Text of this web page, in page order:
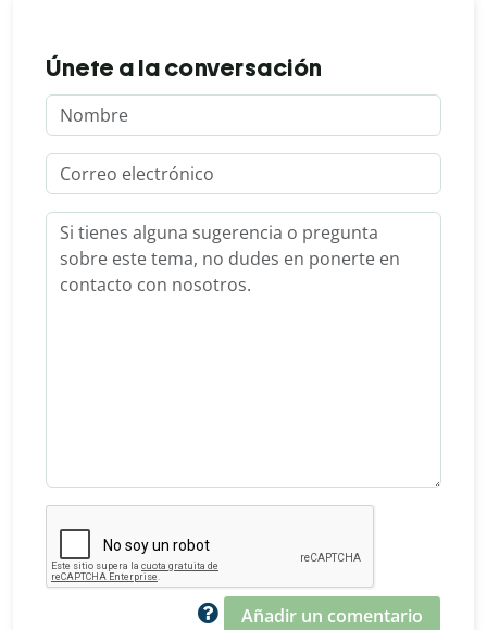
Únete a la conversación
Añadir un comentario